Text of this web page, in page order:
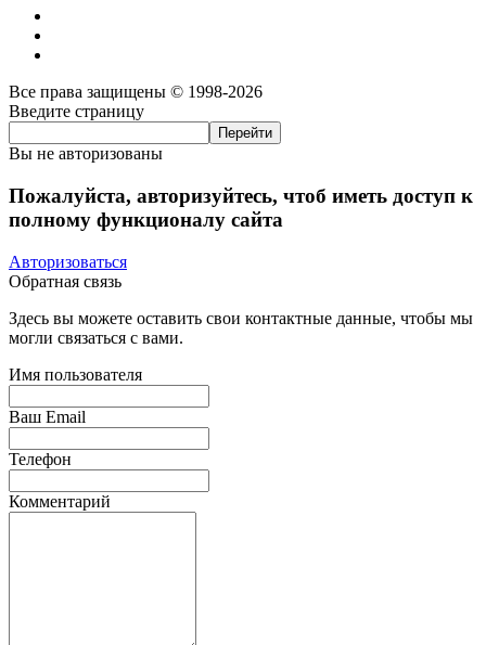
Все права защищены © 1998-2026
Введите страницу
Вы не авторизованы
Пожалуйста, авторизуйтесь, чтоб иметь доступ к
полному функционалу сайта
Авторизоваться
Обратная связь
Здесь вы можете оставить свои контактные данные, чтобы мы
могли связаться с вами.
Имя пользователя
Ваш Email
Телефон
Комментарий